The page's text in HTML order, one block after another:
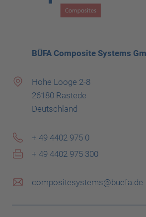
BÜFA Composite Systems
Hohe Looge 2-8
26180 Rastede
Deutschland
+ 49 4402 975 0
+ 49 4402 975 300
compositesystems@buefa.de